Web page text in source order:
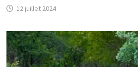
12 juillet 2024